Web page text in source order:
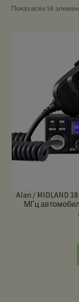
Показ всех 58
Alan / MIDLAND
МГц